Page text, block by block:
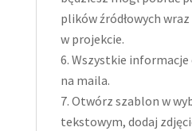
plików źródłowych
w projekcie.
Wszystkie
na maila.
Otwórz szablon w
tekstowym, dodaj